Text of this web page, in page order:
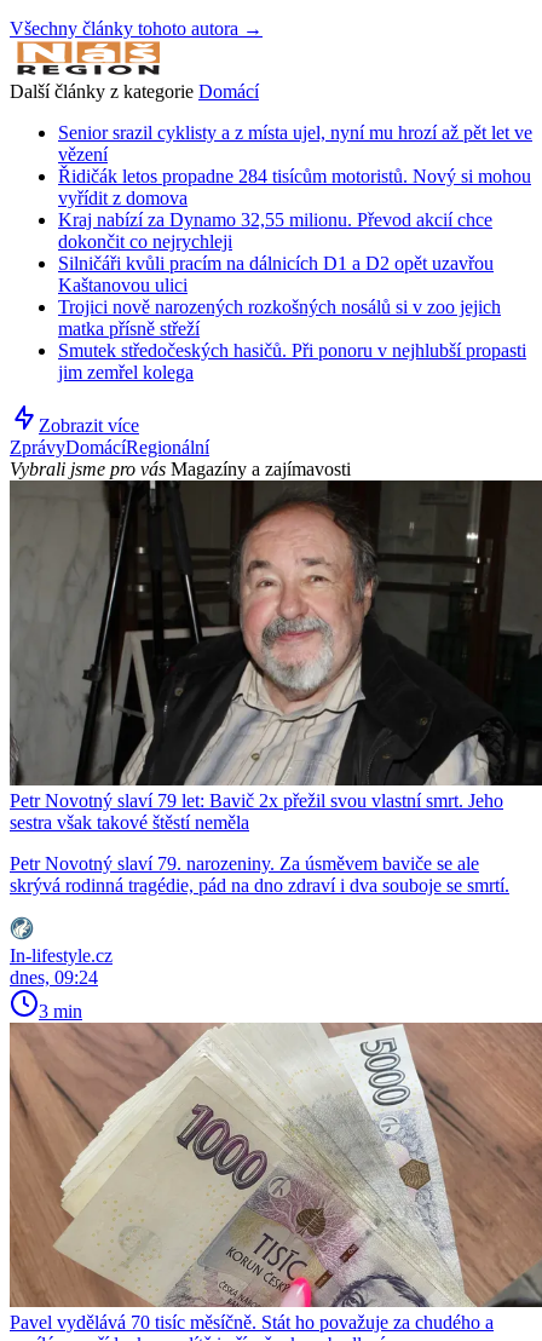
Všechny články tohoto autora →
Další články z kategorie Domácí
Senior srazil cyklisty a z místa ujel, nyní mu hrozí až pět let ve
vězení
Řidičák letos propadne 284 tisícům motoristů. Nový si mohou
vyřídit z domova
Kraj nabízí za Dynamo 32,55 milionu. Převod akcií chce
dokončit co nejrychleji
Silničáři kvůli pracím na dálnicích D1 a D2 opět uzavřou
Kaštanovou ulici
Trojici nově narozených rozkošných nosálů si v zoo jejich
matka přísně střeží
Smutek středočeských hasičů. Při ponoru v nejhlubší propasti
jim zemřel kolega
Zobrazit více
ZprávyDomácíRegionální
Vybrali jsme pro vás Magazíny a zajímavosti
Petr Novotný slaví 79 let: Bavič 2x přežil svou vlastní smrt. Jeho
sestra však takové štěstí neměla
Petr Novotný slaví 79. narozeniny. Za úsměvem baviče se ale
skrývá rodinná tragédie, pád na dno zdraví i dva souboje se smrtí.
In-lifestyle.cz
dnes, 09:24
3 min
Pavel vydělává 70 tisíc měsíčně. Stát ho považuje za chudého a